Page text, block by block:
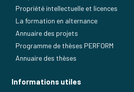
Propriété intellectuelle et licences
La formation en alternance
Annuaire des projets
Programme de thèses PERFORM
Annuaire des thèses
Informations utiles